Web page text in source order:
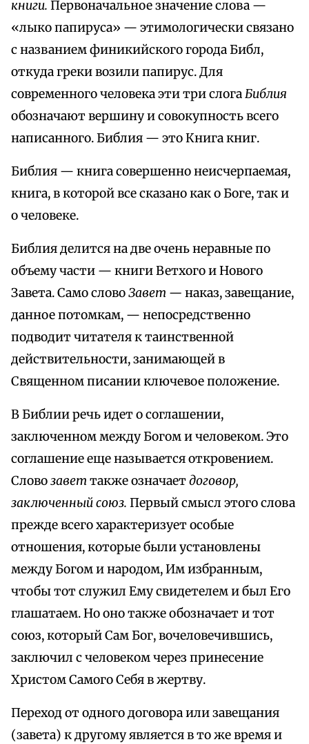
книги. Первоначальное значение слова —
«лыко папируса» — этимологически связано
с названием финикийского города Библ,
откуда греки возили папирус. Для
современного человека эти три слогаБиблия
обозначают вершину и совокупность всего
написанного. Библия — это Книга книг.
Библия — книга совершенно неисчерпаемая,
книга, в которой все сказано как о Боге, так и
о человеке.
Библия делится на две очень неравные по
объему части — книги Ветхого и Нового
Завета. Само словоЗавет — наказ, завещание,
данное потомкам, — непосредственно
подводит читателя к таинственной
действительности, занимающей в
Священном писании ключевое положение.
В Библии речь идет о соглашении,
заключенном между Богом и человеком. Это
соглашение еще называется откровением.
Словозаветтакже означаетдоговор,
заключенный союз. Первый смысл этого слова
прежде всего характеризует особые
отношения, которые были установлены
между Богом и народом, Им избранным,
чтобы тот служил Ему свидетелем и был Его
глашатаем. Но оно также обозначает и тот
союз, который Сам Бог, вочеловечившись,
заключил с человеком через принесение
Христом Самого Себя в жертву.
Переход от одного договора или завещания
(завета) к другому является в то же время и